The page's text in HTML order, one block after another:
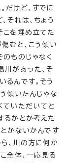
だけど、すでに
それは、ちょう
こを埋め立てた
むと、こう傾い
ものじゃなく
川があった、そ
るんです。そう
傾いたんじゃな
ていただいてと
るかとか考えた
とかないかんです
、川の方に何か
全体、一応見る